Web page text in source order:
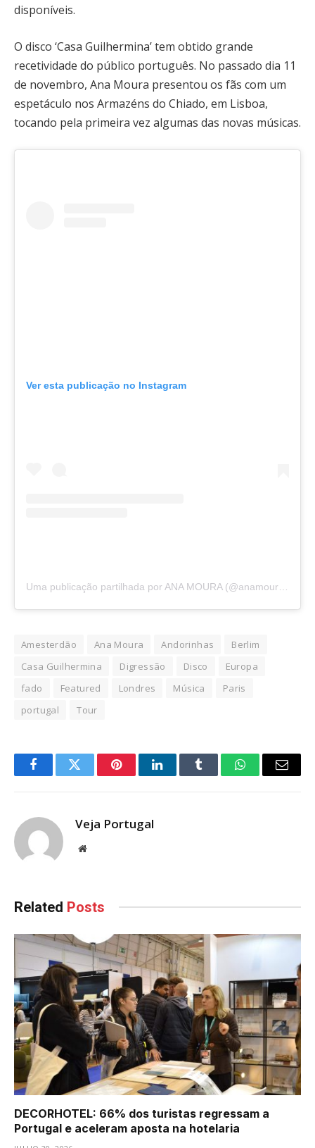
disponíveis.
O disco ‘Casa Guilhermina’ tem obtido grande
recetividade do público português. No passado dia 11
de novembro, Ana Moura presentou os fãs com um
espetáculo nos Armazéns do Chiado, em Lisboa,
tocando pela primeira vez algumas das novas músicas.
Ver esta publicação no Instagram
Amesterdão Ana Moura Andorinhas
Berlim
Casa Guilhermina
Digressão Disco
Europa
fado
Featured Londres Música
Paris
portugal
Tour
FacebookTwitter PinterestLinkedInTumblr WhatsAppEmail
Veja Portugal
Website
Related Posts
DECORHOTEL: 66% dos turistas regressam a
Portugal e aceleram aposta na hotelaria